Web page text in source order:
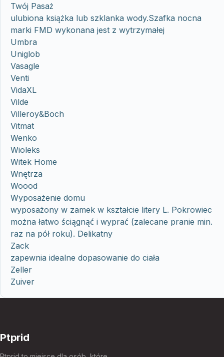
Twój Pasaż
ulubiona książka lub szklanka wody.Szafka nocna
marki FMD wykonana jest z wytrzymałej
Umbra
Uniglob
Vasagle
Venti
VidaXL
Vilde
Villeroy&Boch
Vitmat
Wenko
Wioleks
Witek Home
Wnętrza
Woood
Wyposażenie domu
wyposażony w zamek w kształcie litery L. Pokrowiec
można łatwo ściągnąć i wyprać (zalecane pranie min.
raz na pół roku). Delikatny
Zack
zapewnia idealne dopasowanie do ciała
Zeller
Zuiver
Ptprid